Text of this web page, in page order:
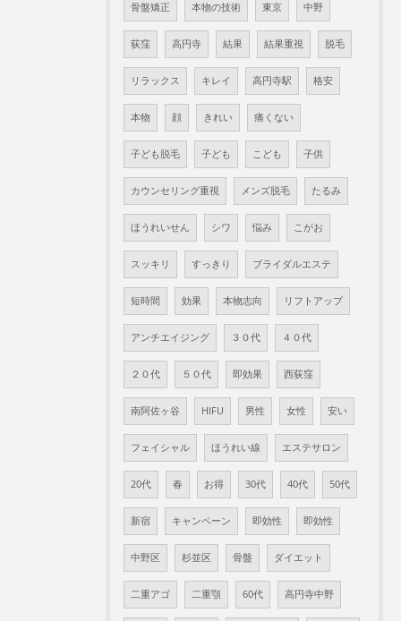
骨盤矯正 本物の技術 東京 中野
荻窪 高円寺 結果 結果重視 脱毛
リラックス キレイ 高円寺駅 格安
本物 顔 きれい 痛くない
子ども脱毛 子ども こども 子供
カウンセリング重視 メンズ脱毛 たるみ
ほうれいせん シワ 悩み こがお
スッキリ すっきり ブライダルエステ
短時間 効果 本物志向 リフトアップ
アンチエイジング ３０代 ４０代
２０代 ５０代 即効果 西荻窪
南阿佐ヶ谷 HIFU 男性 女性 安い
フェイシャル ほうれい線 エステサロン
20代 春 お得 30代 40代 50代
新宿 キャンペーン 即効性 即効性
中野区 杉並区 骨盤 ダイエット
二重アゴ 二重顎 60代 高円寺中野